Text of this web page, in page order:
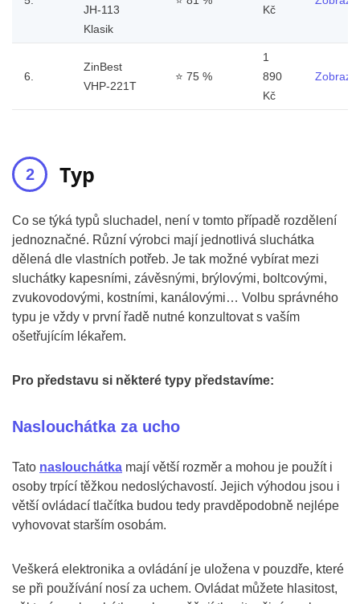
JH-113
Klasik
Kč
6.
ZinBest
VHP-221T
⭐ 75 %
1
890
Kč
Zobrazit
Typ
Co se týká typů sluchadel, není v tomto případě rozdělení
jednoznačné. Různí výrobci mají jednotlivá sluchátka
dělená dle vlastních potřeb. Je tak možné vybírat mezi
sluchátky kapesními, závěsnými, brýlovými, boltcovými,
zvukovodovými, kostními, kanálovými… Volbu správného
typu je vždy v první řadě nutné konzultovat s vaším
ošetřujícím lékařem.
Pro představu si některé typy představíme:
Naslouchátka za ucho
Tato naslouchátka mají větší rozměr a mohou je použít i
osoby trpící těžkou nedoslýchavostí. Jejich výhodou jsou i
větší ovládací tlačítka budou tedy pravděpodobně nejlépe
vyhovovat starším osobám.
Veškerá elektronika a ovládání je uložena v pouzdře, které
se při používání nosí za uchem. Ovládat můžete hlasitost,